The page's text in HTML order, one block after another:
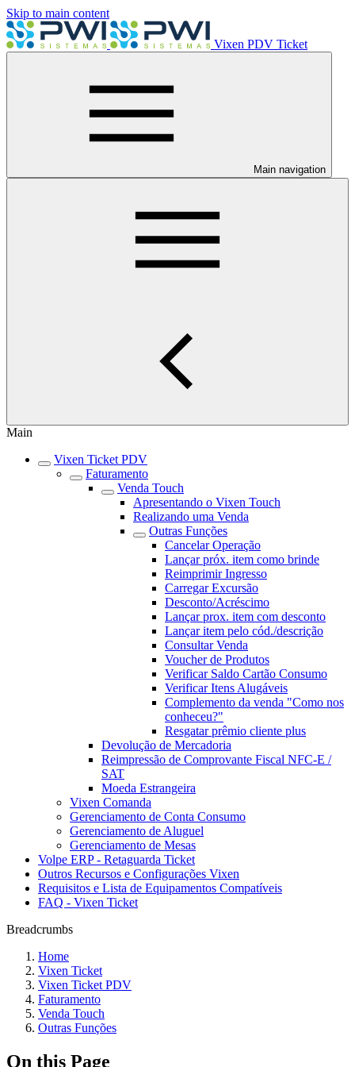
Skip to main content
Vixen PDV Ticket
Main navigation
Main
Vixen Ticket PDV
Faturamento
Venda Touch
Apresentando o Vixen Touch
Realizando uma Venda
Outras Funções
Cancelar Operação
Lançar próx. item como brinde
Reimprimir Ingresso
Carregar Excursão
Desconto/Acréscimo
Lançar prox. item com desconto
Lançar item pelo cód./descrição
Consultar Venda
Voucher de Produtos
Verificar Saldo Cartão Consumo
Verificar Itens Alugáveis
Complemento da venda "Como nos
conheceu?"
Resgatar prêmio cliente plus
Devolução de Mercadoria
Reimpressão de Comprovante Fiscal NFC-E /
SAT
Moeda Estrangeira
Vixen Comanda
Gerenciamento de Conta Consumo
Gerenciamento de Aluguel
Gerenciamento de Mesas
Volpe ERP - Retaguarda Ticket
Outros Recursos e Configurações Vixen
Requisitos e Lista de Equipamentos Compatíveis
FAQ - Vixen Ticket
Breadcrumbs
Home
Vixen Ticket
Vixen Ticket PDV
Faturamento
Venda Touch
Outras Funções
On this Page